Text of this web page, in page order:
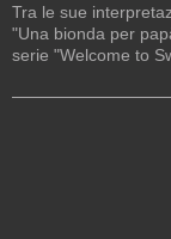
Tra le sue
"Una bionda per
serie "Welcome to